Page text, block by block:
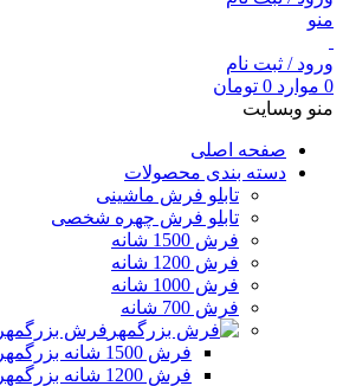
منو
ورود / ثبت نام
0 موارد 0 تومان
منو وبسایت
صفحه اصلی
دسته بندی محصولات
تابلو فرش ماشینی
تابلو فرش چهره شخصی
فرش 1500 شانه
فرش 1200 شانه
فرش 1000 شانه
فرش 700 شانه
فرش بزرگمهر
فرش 1500 شانه بزرگمهر
فرش 1200 شانه بزرگمهر